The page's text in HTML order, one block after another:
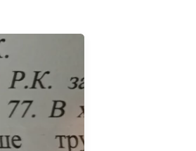
ЗА
ПРАВИДНЫЙ
РФ ЗА ПОРЧУ
РЫБЫ "СЕЛЬД" В